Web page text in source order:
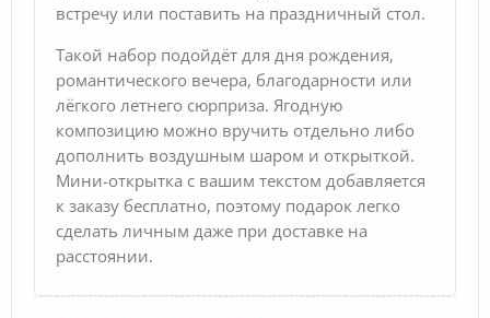
встречу или поставить на праздничный стол.
Такой набор подойдёт для дня рождения,
романтического вечера, благодарности или
лёгкого летнего сюрприза. Ягодную
композицию можно вручить отдельно либо
дополнить воздушным шаром и открыткой.
Мини-открытка с вашим текстом добавляется
к заказу бесплатно, поэтому подарок легко
сделать личным даже при доставке на
расстоянии.